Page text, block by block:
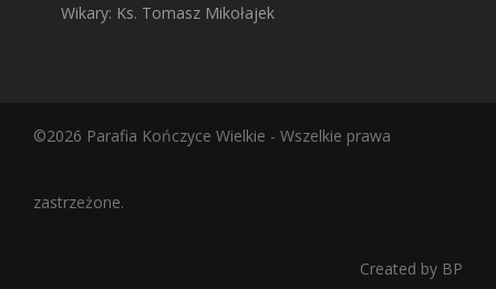
Wikary: Ks. Tomasz Mikołajek
©2026 Parafia Kończyce Wielkie - Wszelkie prawa
zastrzeżone.
Created by BP